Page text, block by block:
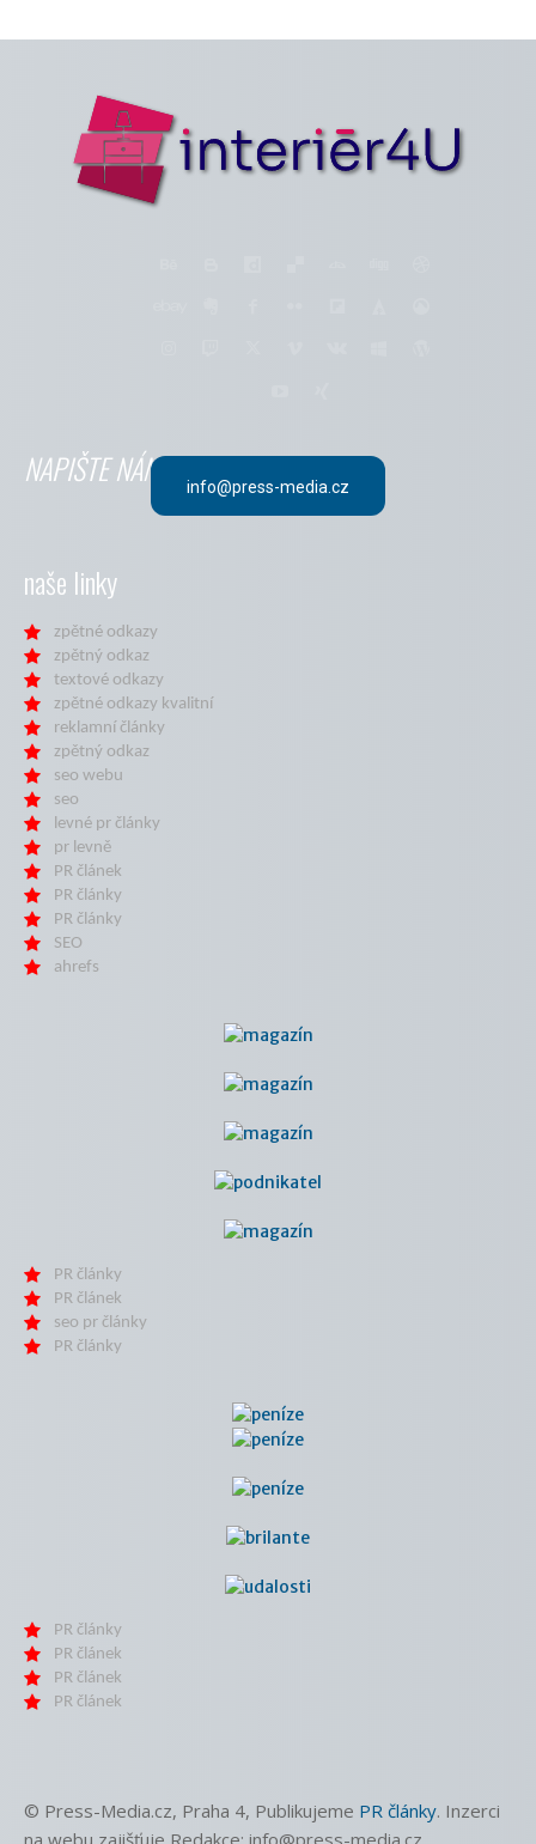
NAPIŠTE NÁM info@press-media.cz
naše linky
zpětné odkazy
zpětný odkaz
textové odkazy
zpětné odkazy kvalitní
reklamní články
zpětný odkaz
seo webu
seo
levné pr články
pr levně
PR článek
PR články
PR články
SEO
ahrefs
PR články
PR článek
seo pr články
PR články
PR články
PR článek
PR článek
PR článek
© Press-Media.cz, Praha 4, Publikujeme PR články. Inzerci
na webu zajišťuje Redakce: info@press-media.cz